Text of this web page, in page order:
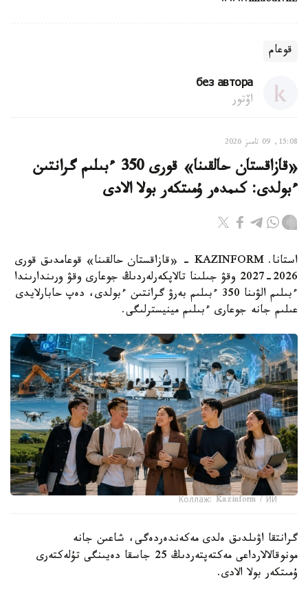
قوعام
без автора
اۆتور
15:08, 09 تامىز 2026
«قازاقستان حالقىنا» قورى 350 ءبىلىم گرانتىن
ءبولدى: كىمدەر ۇمىتكەر بولا الادى
استانا. KAZINFORM - «قازاقستان حالقىنا» قوعامدىق قورى
2026-2027 وقۋ جىلىنا تالاپكەرلەردىڭ جوعارى وقۋ ورىندارىندا
ءبىلىم الۋىنا 350 ءبىلىم بەرۋ گرانتىن ءبولدى، دەپ حابارلايدى
عىلىم جانە جوعارى ءبىلىم مينيسترلىگى.
Коллаж: Kazinform / ИИ
گرانتقا اۋىلدىق ەلدى مەكەندەردەگى، شاعىن جانە
مونوقالالارداعى مەكتەپتەردىڭ 25 جاسقا دەيىنگى تۇلەكتەرى
ۇمىتكەر بولا الادى.